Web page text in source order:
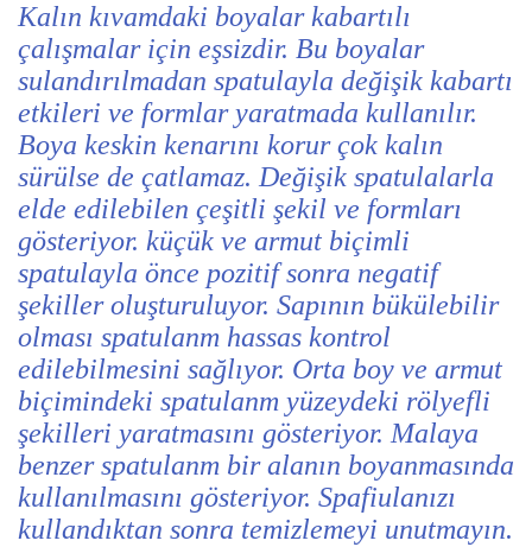
Kalın kıvamdaki boyalar kabartılı
çalışmalar için eşsizdir. Bu boyalar
sulandırılmadan spatulayla değişik kabartı
etkileri ve formlar yaratmada kullanılır.
Boya keskin kenarını korur çok kalın
sürülse de çatlamaz. Değişik spatulalarla
elde edilebilen çeşitli şekil ve formları
gösteriyor. küçük ve armut biçimli
spatulayla önce pozitif sonra negatif
şekiller oluşturuluyor. Sapının bükülebilir
olması spatulanm hassas kontrol
edilebilmesini sağlıyor. Orta boy ve armut
biçimindeki spatulanm yüzeydeki rölyefli
şekilleri yaratmasını gösteriyor. Malaya
benzer spatulanm bir alanın boyanmasında
kullanılmasını gösteriyor. Spafiulanızı
kullandıktan sonra temizlemeyi unutmayın.